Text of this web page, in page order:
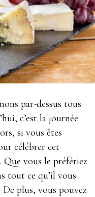
par-dessus tous
c’est la journée
si vous êtes
célébrer cet
Que vous le préfériez
tout ce qu’il vous
plus, vous pouvez